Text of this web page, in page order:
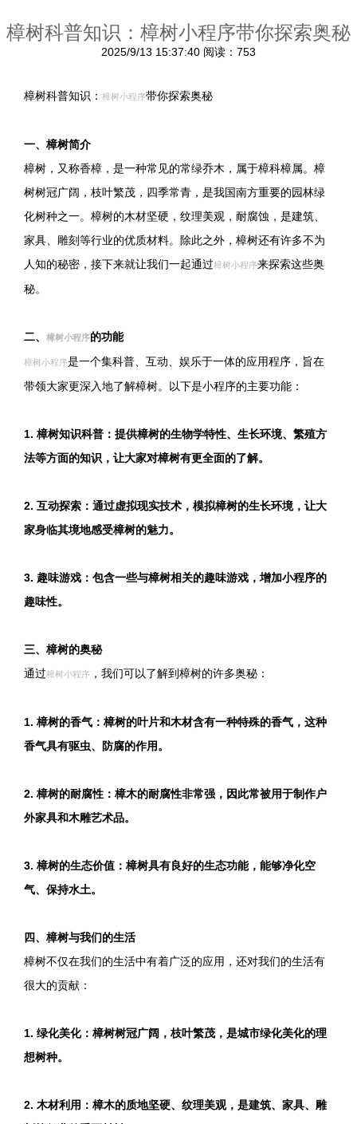
樟树科普知识：樟树小程序带你探索奥秘
2025/9/13 15:37:40 阅读：753
樟树科普知识： 樟树小程序带你探索奥秘
一、樟树简介
樟树，又称香樟，是一种常见的常绿乔木，属于樟科樟属。樟
树树冠广阔，枝叶繁茂，四季常青，是我国南方重要的园林绿
化树种之一。樟树的木材坚硬，纹理美观，耐腐蚀，是建筑、
家具、雕刻等行业的优质材料。除此之外，樟树还有许多不为
人知的秘密，接下来就让我们一起通过樟树小程序来探索这些奥
秘。
二、 樟树小程序的功能
樟树小程序是一个集科普、互动、娱乐于一体的应用程序，旨在
带领大家更深入地了解樟树。以下是小程序的主要功能：
1. 樟树知识科普：提供樟树的生物学特性、生长环境、繁殖方
法等方面的知识，让大家对樟树有更全面的了解。
2. 互动探索：通过虚拟现实技术，模拟樟树的生长环境，让大
家身临其境地感受樟树的魅力。
3. 趣味游戏：包含一些与樟树相关的趣味游戏，增加小程序的
趣味性。
三、樟树的奥秘
通过樟树小程序 ，我们可以了解到樟树的许多奥秘：
1. 樟树的香气：樟树的叶片和木材含有一种特殊的香气，这种
香气具有驱虫、防腐的作用。
2. 樟树的耐腐性：樟木的耐腐性非常强，因此常被用于制作户
外家具和木雕艺术品。
3. 樟树的生态价值：樟树具有良好的生态功能，能够净化空
气、保持水土。
四、樟树与我们的生活
樟树不仅在我们的生活中有着广泛的应用，还对我们的生活有
很大的贡献：
1. 绿化美化：樟树树冠广阔，枝叶繁茂，是城市绿化美化的理
想树种。
2. 木材利用：樟木的质地坚硬、纹理美观，是建筑、家具、雕